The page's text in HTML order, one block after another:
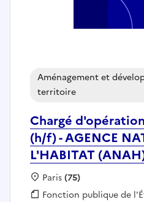
Chargé
(h/f) - AGENCE
L'HABITAT
Aménagement et
territoire
Localisation :
Paris(75)
Fonction publique :
Fonction publique de